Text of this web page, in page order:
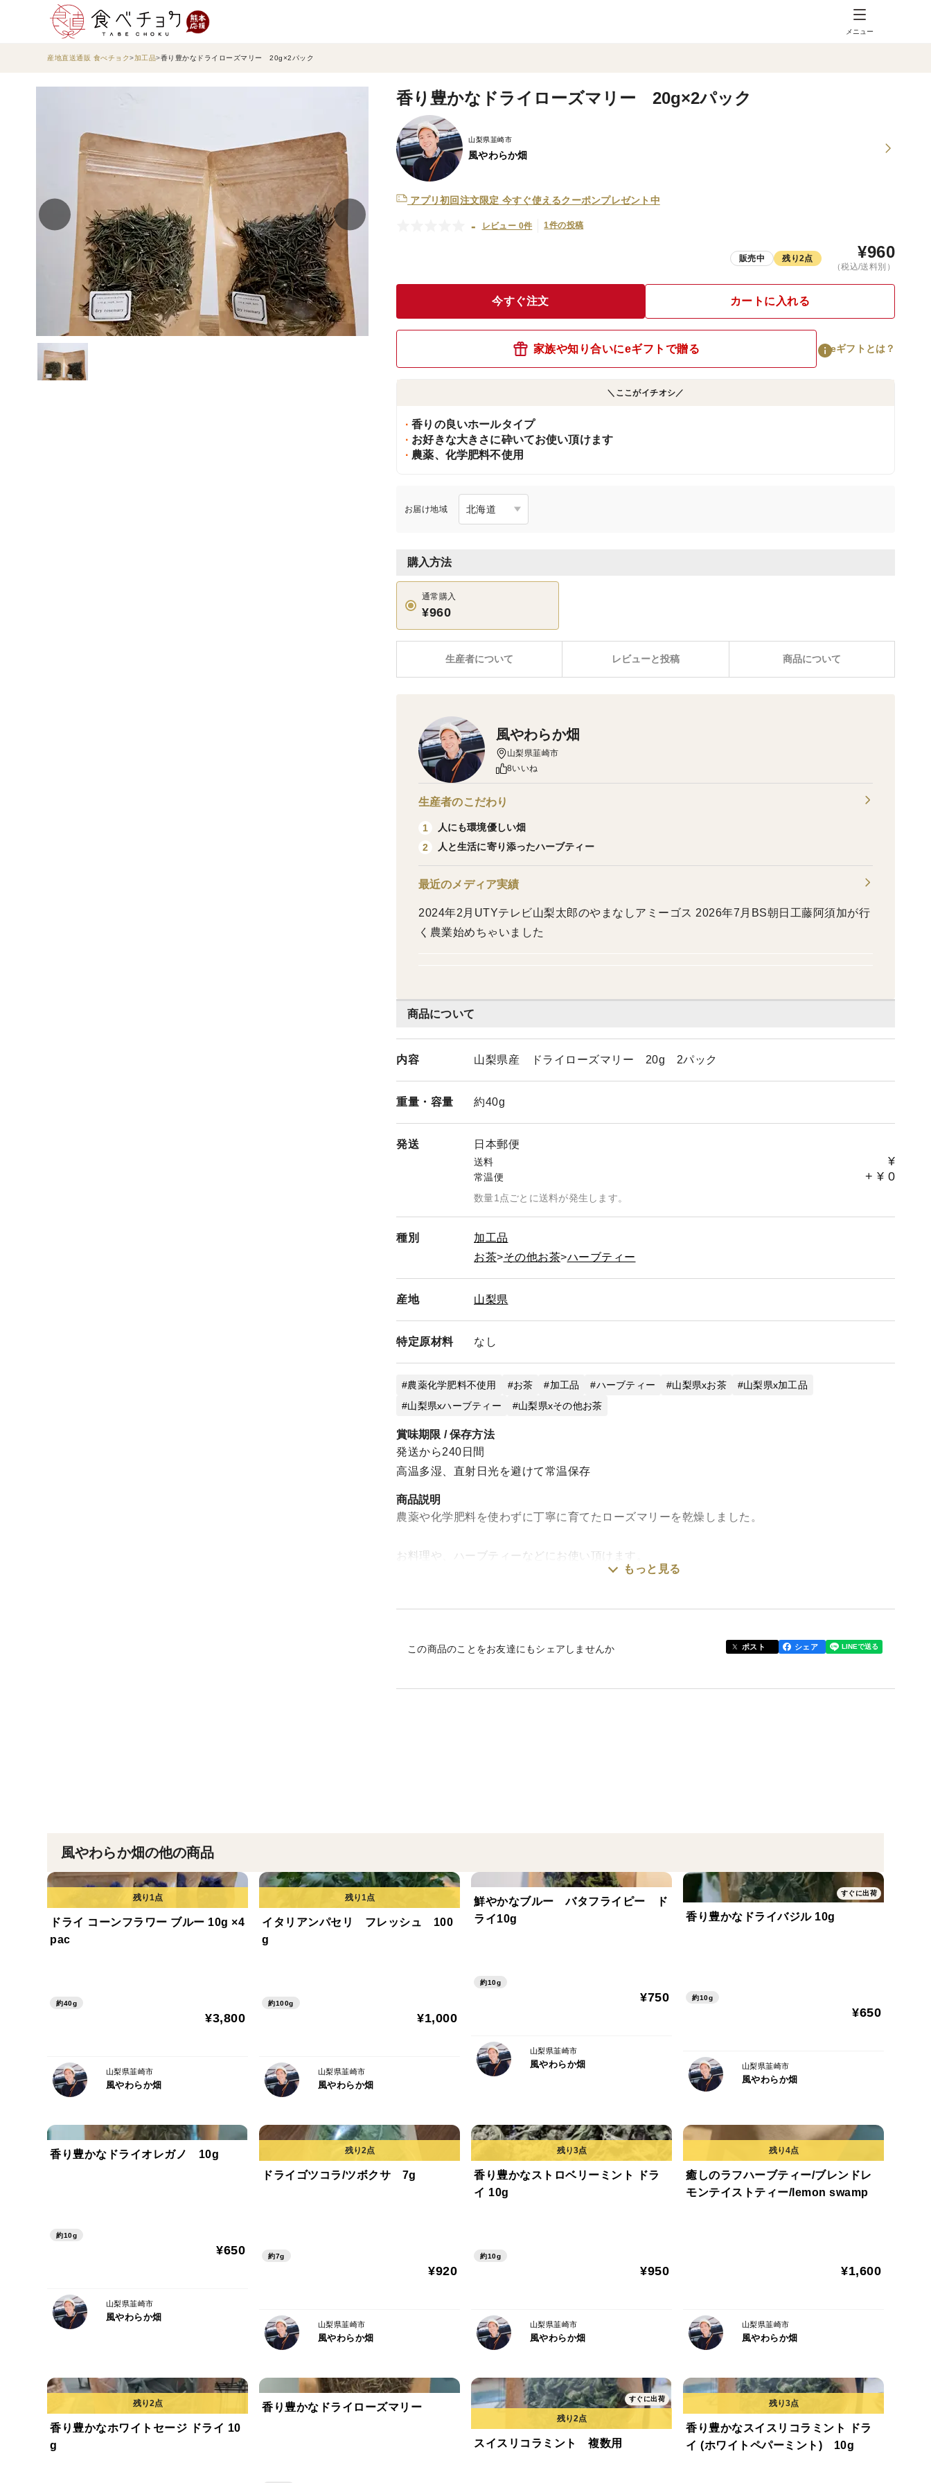
メニュー
産地直送通販 食べチョク 加工品 香り豊かなドライローズマリー 20g×2パック
香り豊かなドライローズマリー 20g×2パック
山梨県韮崎市
風やわらか畑
アプリ初回注文限定 今すぐ使えるクーポンプレゼント中
- レビュー 0件 1件の投稿
販売中 残り2点 ¥960
（税込/送料別）
今すぐ注文 カートに入れる
家族や知り合いにeギフトで贈る eギフトとは？
＼ここがイチオシ／
香りの良いホールタイプ
お好きな大きさに砕いてお使い頂けます
農薬、化学肥料不使用
お届け地域
購入方法
通常購入
¥960
レビューと投稿 商品について
生産者について
商品について
内容 山梨県産 ドライローズマリー 20g 2パック
重量・ 容量 約40g
発送 日本郵便
送料 ¥
常温便 + ¥ 0
数量1点ごとに送料が発生します。
種別
加工品
お茶
その他お茶 ハーブティー
産地 山梨県
特定原材料 なし
農薬化学肥料不使用 お茶 加工品 ハーブティー 山梨県xお茶
山梨県x加工品
山梨県xハーブティー
山梨県xその他お茶
賞味期限 / 保存方法
発送から240日間
高温多湿、直射日光を避けて常温保存
商品説明
農薬や化学肥料を使わずに丁寧に育てたローズマリーを乾燥しました。
お料理や、ハーブティーなどにお使い頂けます。
もっと見る
この商品のことをお友達にもシェアしませんか ポスト シェア
風やわらか畑
山梨県韮崎市
8いいね
生産者のこだわり
1
人にも環境優しい畑
2
人と生活に寄り添ったハーブティー
最近のメディア実績
2024年2月UTYテレビ山梨太郎のやまなしアミーゴス 2026年7月BS朝日工藤阿須加が行
く農業始めちゃいました
風やわらか畑の他の商品
ドライ コーンフラワー ブルー 10g ×4
pac
約40g
¥3,800
山梨県韮崎市
風やわらか畑
イタリアンパセリ フレッシュ 100
g
約100g
¥1,000
山梨県韮崎市
風やわらか畑
鮮やかなブルー バタフライピー ド
ライ10g
約10g
¥750
山梨県韮崎市
風やわらか畑
すぐに出荷
香り豊かなドライバジル 10g
約10g
¥650
山梨県韮崎市
風やわらか畑
香り豊かなドライオレガノ 10g
約10g
¥650
山梨県韮崎市
風やわらか畑
ドライゴツコラ/ツボクサ 7g
約7g
¥920
山梨県韮崎市
風やわらか畑
香り豊かなストロベリーミント ドラ
イ 10g
約10g
¥950
山梨県韮崎市
風やわらか畑
癒しのラフハーブティー/ブレンドレ
モンテイストティー/lemon swamp
¥1,600
山梨県韮崎市
風やわらか畑
香り豊かなホワイトセージ ドライ 10
g
香り豊かなドライローズマリー
すぐに出荷
スイスリコラミント 複数用
香り豊かなスイスリコラミント ドラ
イ (ホワイトペパーミント) 10g